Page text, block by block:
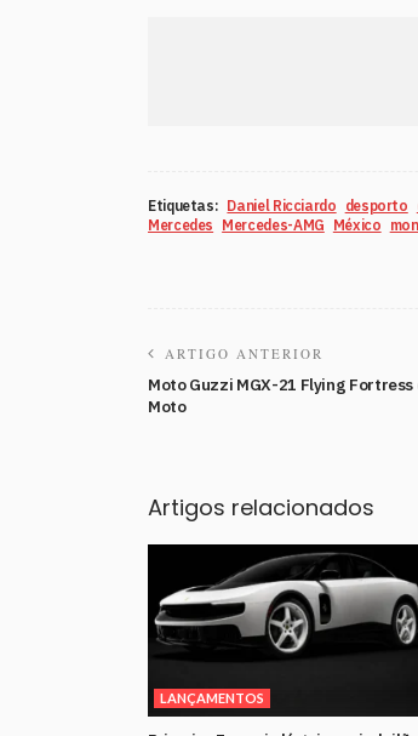
Etiquetas: Daniel Ricciardo desporto
Mercedes Mercedes-AMG México
ARTIGO ANTERIOR
Moto Guzzi MGX-21 Flying
Moto
Artigos relacionados
LANÇAMENTOS